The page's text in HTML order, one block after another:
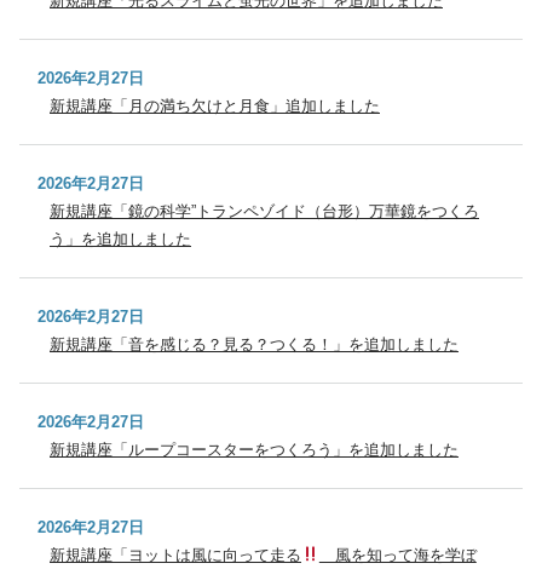
2026年2月27日
新規講座「月の満ち欠けと月食」追加しました
2026年2月27日
新規講座「鏡の科学”トランペゾイド（台形）万華鏡をつくろ
う」を追加しました
2026年2月27日
新規講座「音を感じる？見る？つくる！」を追加しました
2026年2月27日
新規講座「ループコースターをつくろう」を追加しました
2026年2月27日
新規講座「ヨットは風に向って走る
風を知って海を学ぼ